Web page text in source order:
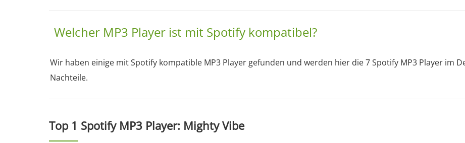
Welcher MP3 Player ist mit Spotify kompatibel?
Wir haben einige mit Spotify kompatible MP3 Player gefunden und werden hier die 7 Spotify MP3 Player im
Nachteile.
Top 1 Spotify MP3 Player: Mighty Vibe